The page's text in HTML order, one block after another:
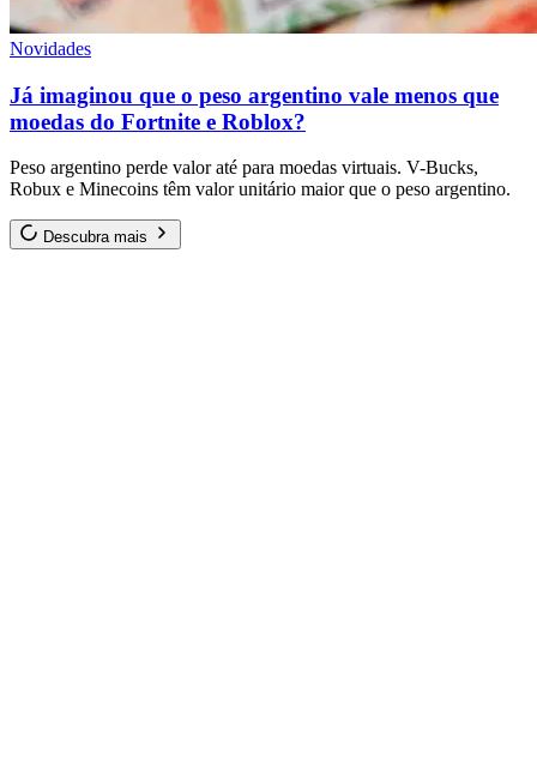
Novidades
Já imaginou que o peso argentino vale menos que
moedas do Fortnite e Roblox?
Peso argentino perde valor até para moedas virtuais. V-Bucks,
Robux e Minecoins têm valor unitário maior que o peso argentino.
Descubra mais